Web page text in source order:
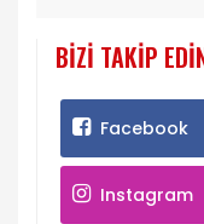
BIZI TAKIP
Facebook
Instagram